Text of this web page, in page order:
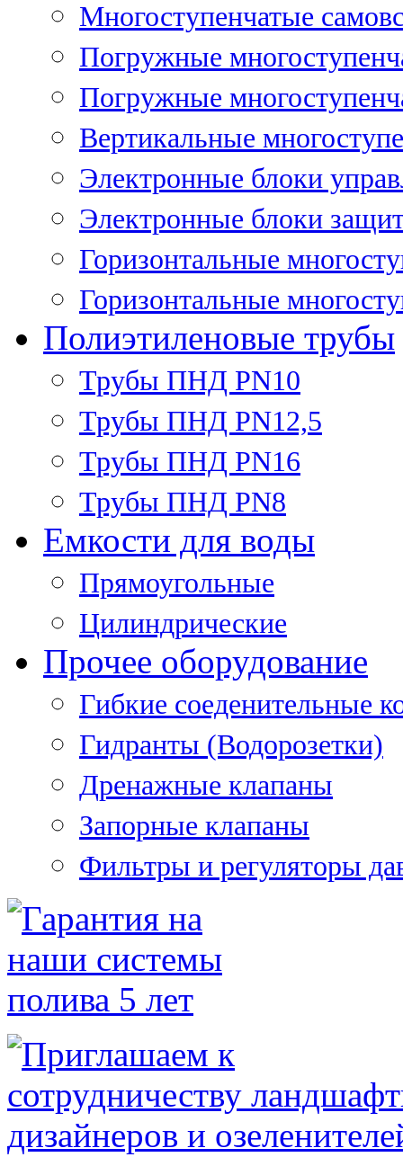
Многоступенчатые
Погружные
Погружные
Вертикальные
Электронные блоки
Электронные блоки
Горизонтальные
Горизонтальные
Полиэтиленовые трубы
Трубы ПНД PN10
Трубы ПНД PN12,5
Трубы ПНД PN16
Трубы ПНД PN8
Емкости для воды
Прямоугольные
Цилиндрические
Прочее оборудование
Гибкие соеденительные
Гидранты (Водорозетки)
Дренажные клапаны
Запорные клапаны
Фильтры и регуляторы